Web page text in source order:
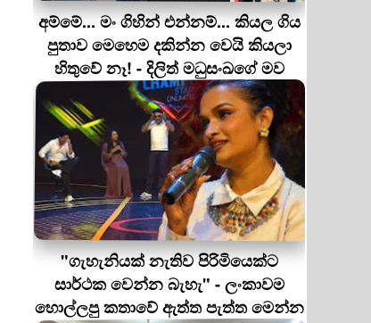
අම්මේ... මං ගිහින් එන්නම්... කියල ගිය
පුතාව මෙහෙම දකින්න වෙයි කියලා
හිතුවේ නෑ! - දිලිත් මධුසංඛගේ මව
"ගැහැනියක් නැතිව පිරිමියෙක්ට
සාර්ථක වෙන්න බැහැ" - ලංකාවම
හොල්ලපු කතාවේ ඇත්ත පැත්ත මෙන්න